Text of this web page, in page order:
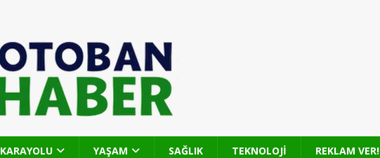
KARAYOLU YAŞAM SAĞLIK TEKNOLOJİ REKLAM VER!